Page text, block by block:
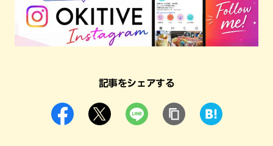
記事をシェアする